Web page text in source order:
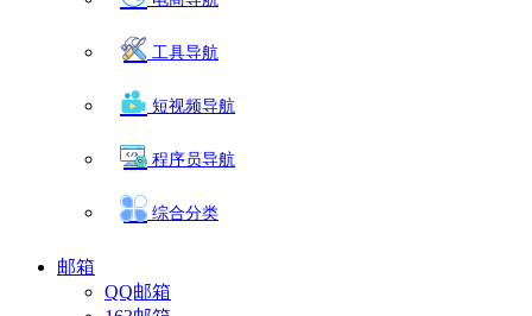
工具导航
短视频导航
程序员导航
综合分类
邮箱
QQ邮箱